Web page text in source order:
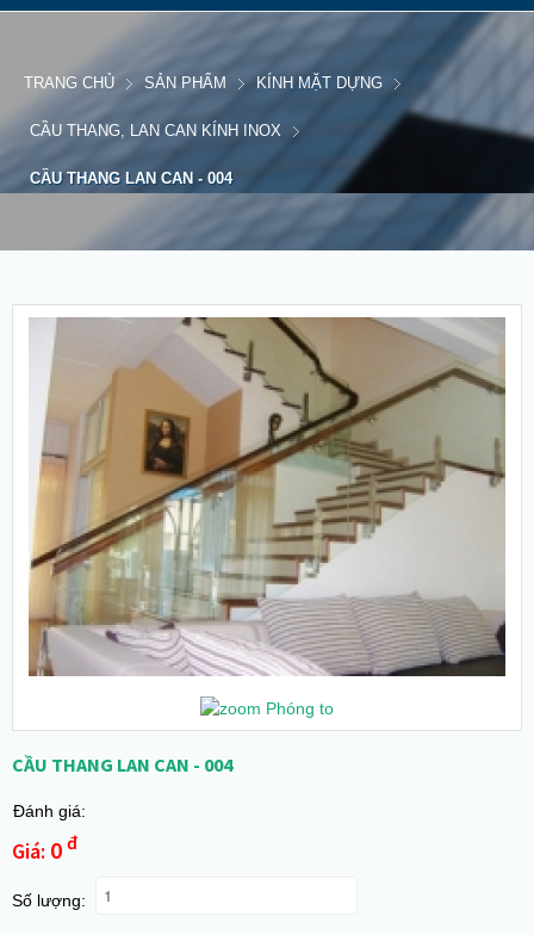
TRANG CHỦ SẢN PHẨM KÍNH MẶT DỰNG
CẦU THANG, LAN CAN KÍNH INOX
CẦU THANG LAN CAN - 004
Phóng to
CẦU THANG LAN CAN - 004
Đánh giá:
Giá: 0 đ
Số lượng: